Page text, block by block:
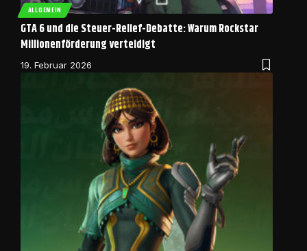
ALLGEMEIN
GTA 6 und die Steuer-Relief-Debatte: Warum Rockstar
Millionenförderung verteidigt
19. Februar 2026